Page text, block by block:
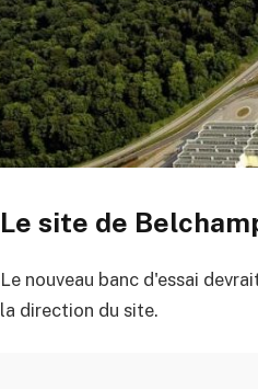
Le site de
Le nouveau banc d'essai
la direction du site.